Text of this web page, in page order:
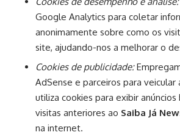
Google Analytics para coletar
anonimamente sobre como os
site, ajudando-nos a melhorar o
Cookies de publicidade:
AdSense e parceiros para veicular
utiliza cookies para exibir anúncios
visitas anteriores ao Saiba Já
na internet.